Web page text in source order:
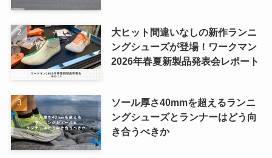
大ヒット間違いなしの新作ランニ
ングシューズが登場！ワークマン
2026年春夏新製品発表会レポート
ソール厚さ40mmを超えるランニ
ングシューズとランナーはどう向
き合うべきか